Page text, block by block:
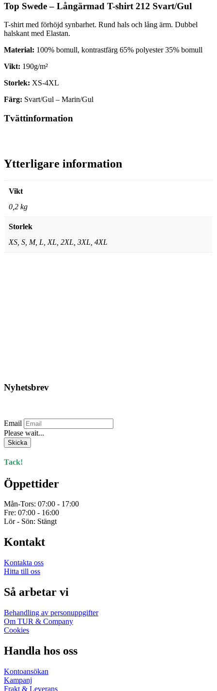
Top Swede – Långärmad T-shirt 212 Svart/Gul
T-shirt med förhöjd synbarhet. Rund hals och lång ärm. Dubbel
halskant med Elastan.
Material: 100% bomull, kontrastfärg 65% polyester 35% bomull
Vikt: 190g/m²
Storlek: XS-4XL
Färg: Svart/Gul – Marin/Gul
Tvättinformation
Ytterligare information
Vikt
0,2 kg
Storlek
XS, S, M, L, XL, 2XL, 3XL, 4XL
Nyhetsbrev
Email
Please wait...
Skicka
Tack!
Öppettider
Mån-Tors: 07:00 - 17:00
Fre: 07:00 - 16:00
Lör - Sön: Stängt
Kontakt
Kontakta oss
Hitta till oss
Så arbetar vi
Behandling av personuppgifter
Om TUR & Company
Cookies
Handla hos oss
Kontoansökan
Kampanj
Frakt & Leverans